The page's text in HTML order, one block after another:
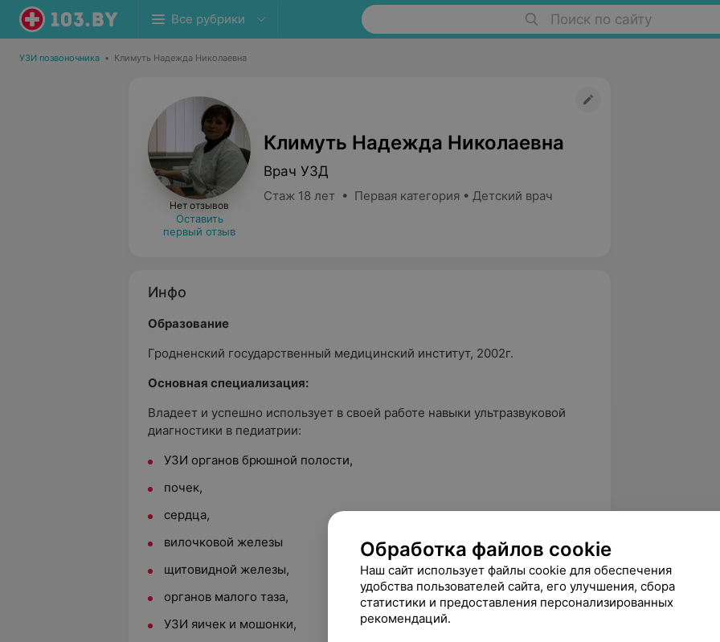
Все рубрики Поиск по сайту
УЗИ позвоночника • Климуть Надежда Николаевна
Нет отзывов
Оставить
первый отзыв
Климуть Надежда Николаевна
Врач УЗД
Стаж 18 лет • Первая категория • Детский врач
Инфо
Образование
Гродненский государственный медицинский институт, 2002г.
Основная специализация:
Владеет и успешно использует в своей работе навыки ультразвуковой
диагностики в педиатрии:
УЗИ органов брюшной полости,
почек,
сердца,
вилочковой железы
щитовидной железы,
органов малого таза,
УЗИ яичек и мошонки,
Обработка файлов cookie
Наш сайт использует файлы cookie для обеспечения
удобства пользователей сайта, его улучшения, сбора
статистики и предоставления персонализированных
рекомендаций.